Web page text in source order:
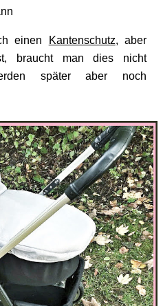
einen Kantenschutz, aber
braucht man dies nicht
später aber noch